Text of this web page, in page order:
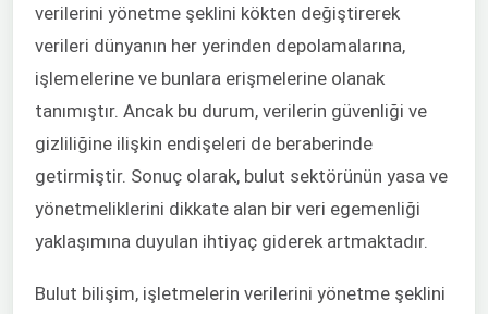
verilerini yönetme şeklini kökten değiştirerek
verileri dünyanın her yerinden depolamalarına,
işlemelerine ve bunlara erişmelerine olanak
tanımıştır. Ancak bu durum, verilerin güvenliği ve
gizliliğine ilişkin endişeleri de beraberinde
getirmiştir. Sonuç olarak, bulut sektörünün yasa ve
yönetmeliklerini dikkate alan bir veri egemenliği
yaklaşımına duyulan ihtiyaç giderek artmaktadır.
Bulut bilişim, işletmelerin verilerini yönetme şeklini